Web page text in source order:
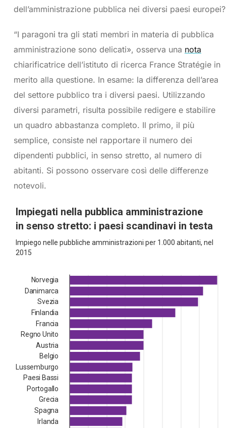
dell’amministrazione pubblica nei diversi paesi europei?
“I paragoni tra gli stati membri in materia di pubblica
amministrazione sono delicati», osserva una nota
chiarificatrice dell’istituto di ricerca France Stratégie in
merito alla questione. In esame: la differenza dell’area
del settore pubblico tra i diversi paesi. Utilizzando
diversi parametri, risulta possibile redigere e stabilire
un quadro abbastanza completo. Il primo, il più
semplice, consiste nel rapportare il numero dei
dipendenti pubblici, in senso stretto, al numero di
abitanti. Si possono osservare così delle differenze
notevoli.